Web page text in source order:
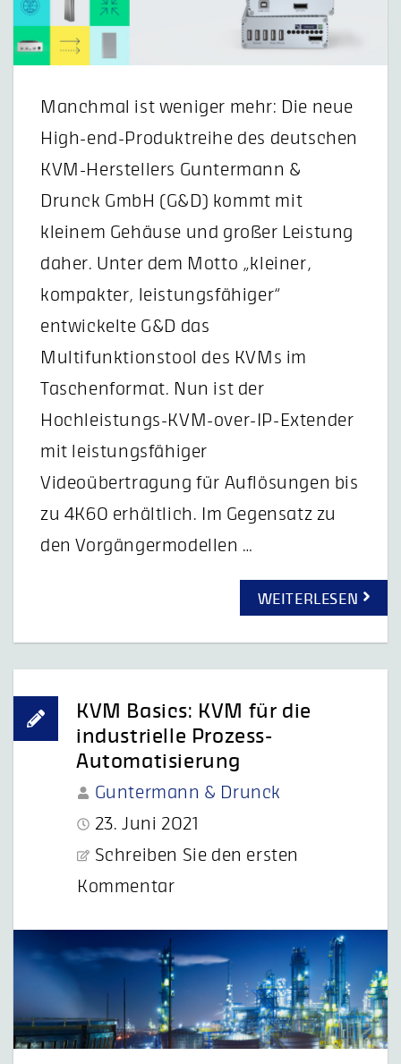
Manchmal ist weniger mehr: Die neue
High-end-Produktreihe des deutschen
KVM-Herstellers Guntermann &
Drunck GmbH (G&D) kommt mit
kleinem Gehäuse und großer Leistung
daher. Unter dem Motto „kleiner,
kompakter, leistungsfähiger“
entwickelte G&D das
Multifunktionstool des KVMs im
Taschenformat. Nun ist der
Hochleistungs-KVM-over-IP-Extender
mit leistungsfähiger
Videoübertragung für Auflösungen bis
zu 4K60 erhältlich. Im Gegensatz zu
den Vorgängermodellen …
WEITERLESEN
KVM Basics: KVM für die
industrielle Prozess-
Automatisierung
Guntermann & Drunck
23. Juni 2021
Schreiben Sie den ersten
Kommentar